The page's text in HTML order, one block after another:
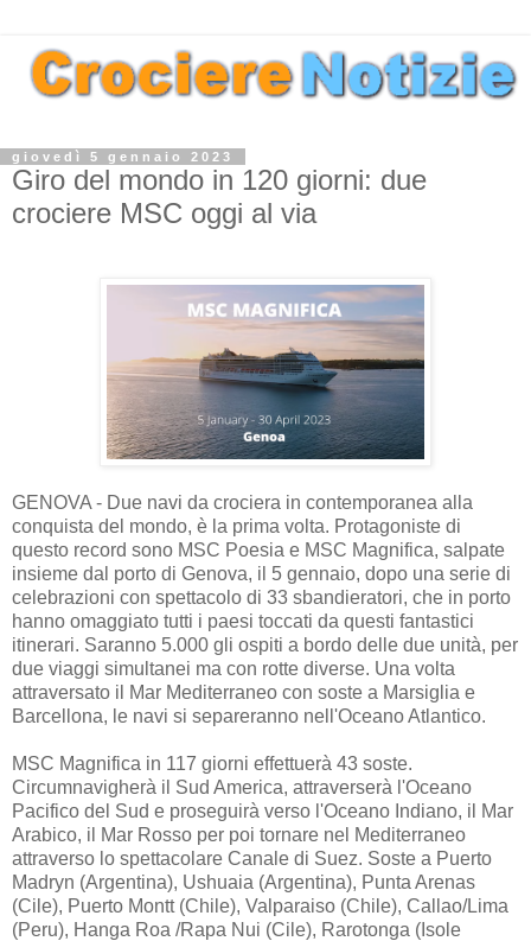
giovedì 5 gennaio 2023
Giro del mondo in 120 giorni: due
crociere MSC oggi al via
GENOVA - Due navi da crociera in contemporanea alla
conquista del mondo, è la prima volta. Protagoniste di
questo record sono MSC Poesia e MSC Magnifica, salpate
insieme dal porto di Genova, il 5 gennaio, dopo una serie di
celebrazioni con spettacolo di 33 sbandieratori, che in porto
hanno omaggiato tutti i paesi toccati da questi fantastici
itinerari. Saranno 5.000 gli ospiti a bordo delle due unità, per
due viaggi simultanei ma con rotte diverse. Una volta
attraversato il Mar Mediterraneo con soste a Marsiglia e
Barcellona, le navi si separeranno nell'Oceano Atlantico.
MSC Magnifica in 117 giorni effettuerà 43 soste.
Circumnavigherà il Sud America, attraverserà l'Oceano
Pacifico del Sud e proseguirà verso l'Oceano Indiano, il Mar
Arabico, il Mar Rosso per poi tornare nel Mediterraneo
attraverso lo spettacolare Canale di Suez. Soste a Puerto
Madryn (Argentina), Ushuaia (Argentina), Punta Arenas
(Cile), Puerto Montt (Chile), Valparaiso (Chile), Callao/Lima
(Peru), Hanga Roa /Rapa Nui (Cile), Rarotonga (Isole